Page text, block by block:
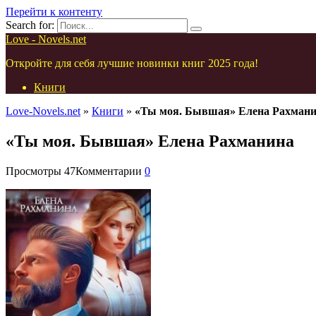
Перейти к контенту
Search for:
Love - Novels.net
Откройте для себя лучшие новинки книг 2025 года!
Книги
Love-Novels.net » Книги » «Ты моя. Бывшая» Елена
«Ты моя. Бывшая» Елена Рахманина
Просмотры 47Комментарии 0